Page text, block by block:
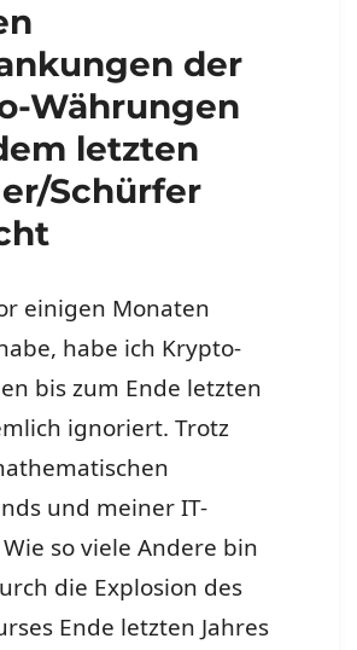
der
Währungen
letzten
Schürfer
einigen Monaten
habe ich Krypto-
bis zum Ende letzten
ignoriert. Trotz
und meiner IT-
so viele Andere bin
die Explosion des
Ende letzten Jahres